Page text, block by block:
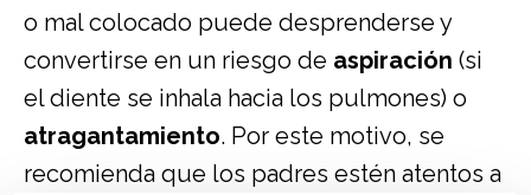
o mal colocado puede desprenderse y
convertirse en un riesgo de aspiración (si
el diente se inhala hacia los pulmones) o
atragantamiento. Por este motivo, se
recomienda que los padres estén atentos a